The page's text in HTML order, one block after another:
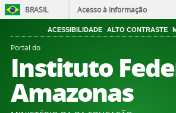
BRASIL Acesso à informação
ACESSIBILIDADE ALTO CONTRASTE
Portal do
Instituto
Amazonas